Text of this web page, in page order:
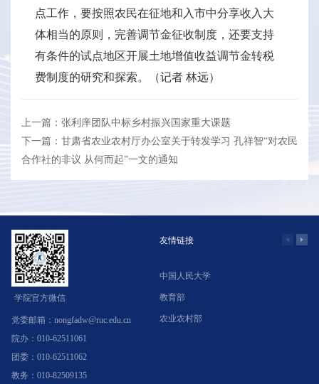
点工作，要按照农民在征地和入市中分享收入大
体相当的原则，完善调节金征收制度，还要支持
有条件的试点地区开展土地增值收益调节金转税
费制度的研究和探索。（记者 林远）
上一篇：张利庠团队中标乡村振兴国家重大课题
下一篇：甘肃省农业农村厅办公室关于转发学习 孔祥智“对农民
合作社的非议 从何而起”一文的通知
学院官方微信
党委邮箱：nongfadw@ruc.edu.cn
院办：010-62511061
团委：010-62511062
教务：010-82509135
友情链接
中国人民大学
教育部
农业农村部